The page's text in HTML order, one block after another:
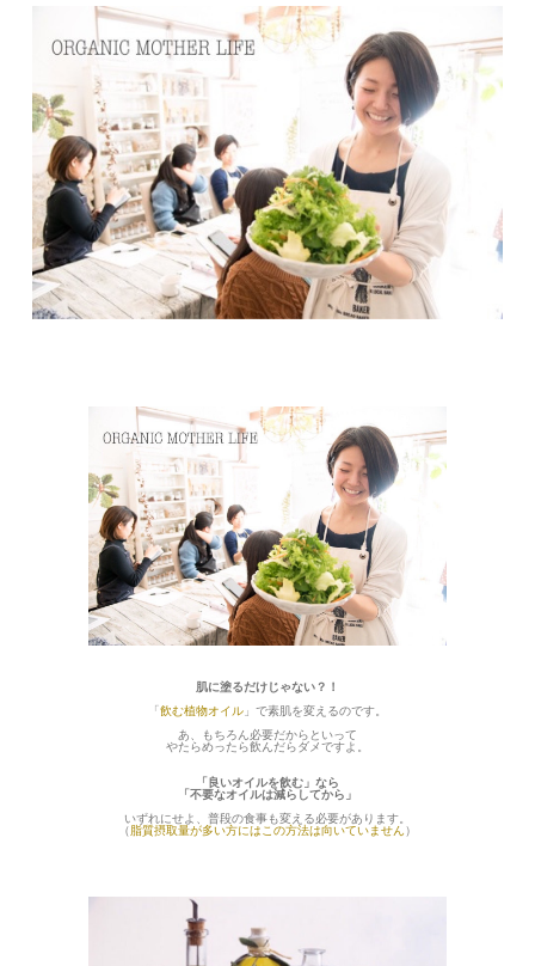
肌に塗るだけじゃない？！
「飲む植物オイル 」で素肌を変えるのです。
あ、もちろん必要だからといって
やたらめったら飲んだらダメですよ。
「良いオイルを飲む」なら
「不要なオイルは減らしてから」
いずれにせよ、普段の食事も変える必要があります。
（脂質摂取量が多い方にはこの方法は向いていません）